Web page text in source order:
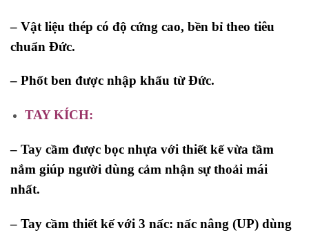
– Vật liệu thép có độ cứng cao, bền bỉ theo tiêu
chuẩn Đức.
– Phốt ben được nhập khẩu từ Đức.
TAYKÍCH:
– Tay cầm được bọc nhựa với thiết kế vừa tầm
nắm giúp người dùng cảm nhận sự thoải mái
nhất.
– Tay cầm thiết kế với 3 nấc: nấc nâng (UP) dùng